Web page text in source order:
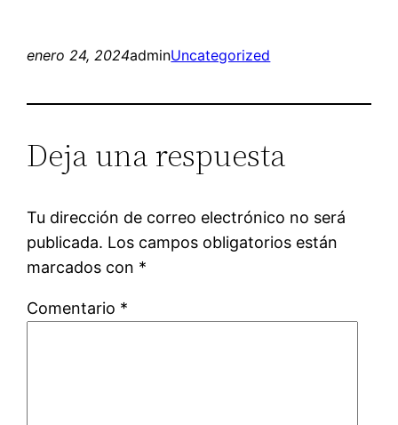
enero 24, 2024adminUncategorized
Deja una respuesta
Tu dirección de correo electrónico no será
publicada. Los campos obligatorios están
marcados con *
Comentario *